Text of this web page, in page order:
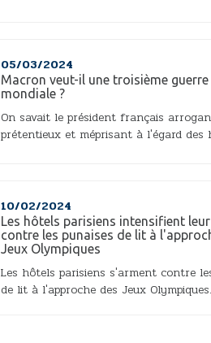
05/03/2024
Macron veut-il une troisième guerre
mondiale ?
On savait le président français
prétentieux et méprisant à l'égard des
10/02/2024
Les hôtels parisiens intensifient
contre les punaises de lit à
Jeux Olympiques
Les hôtels parisiens s'arment contre
de lit à l'approche des Jeux